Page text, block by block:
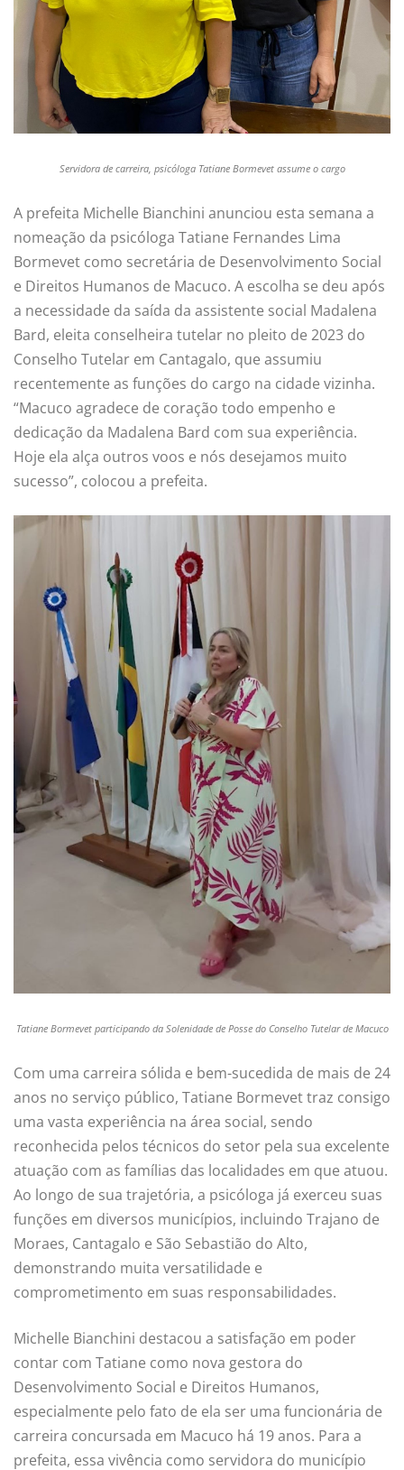
Servidora de carreira, psicóloga Tatiane Bormevet assume o cargo
A prefeita Michelle Bianchini anunciou esta semana a
nomeação da psicóloga Tatiane Fernandes Lima
Bormevet como secretária de Desenvolvimento Social
e Direitos Humanos de Macuco. A escolha se deu após
a necessidade da saída da assistente social Madalena
Bard, eleita conselheira tutelar no pleito de 2023 do
Conselho Tutelar em Cantagalo, que assumiu
recentemente as funções do cargo na cidade vizinha.
“Macuco agradece de coração todo empenho e
dedicação da Madalena Bard com sua experiência.
Hoje ela alça outros voos e nós desejamos muito
sucesso”, colocou a prefeita.
Tatiane Bormevet participando da Solenidade de Posse do Conselho Tutelar de Macuco
Com uma carreira sólida e bem-sucedida de mais de 24
anos no serviço público, Tatiane Bormevet traz consigo
uma vasta experiência na área social, sendo
reconhecida pelos técnicos do setor pela sua excelente
atuação com as famílias das localidades em que atuou.
Ao longo de sua trajetória, a psicóloga já exerceu suas
funções em diversos municípios, incluindo Trajano de
Moraes, Cantagalo e São Sebastião do Alto,
demonstrando muita versatilidade e
comprometimento em suas responsabilidades.
Michelle Bianchini destacou a satisfação em poder
contar com Tatiane como nova gestora do
Desenvolvimento Social e Direitos Humanos,
especialmente pelo fato de ela ser uma funcionária de
carreira concursada em Macuco há 19 anos. Para a
prefeita, essa vivência como servidora do município